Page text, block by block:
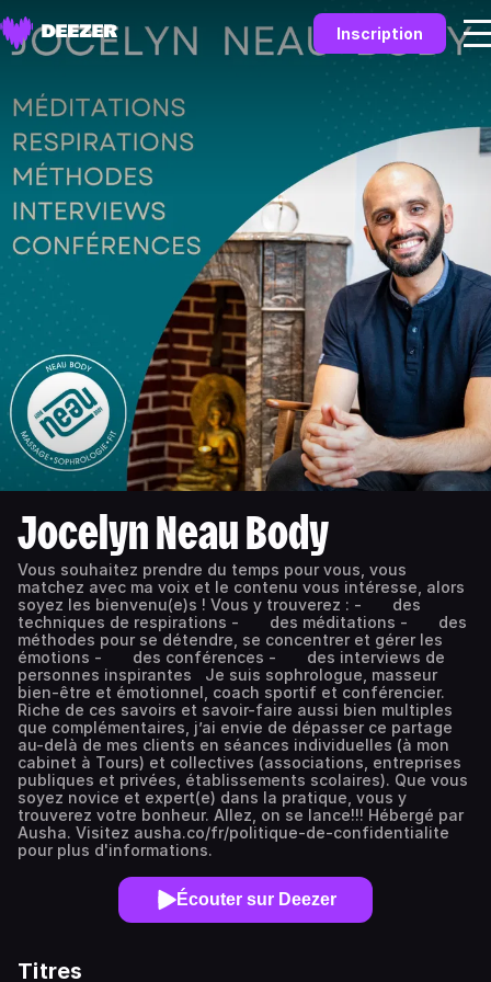
Inscription
Jocelyn Neau Body
Vous souhaitez prendre du temps pour vous, vous
matchez avec ma voix et le contenu vous intéresse, alors
soyez les bienvenu(e)s ! Vous y trouverez : - des
techniques de respirations - des méditations - des
méthodes pour se détendre, se concentrer et gérer les
émotions - des conférences - des interviews de
personnes inspirantes Je suis sophrologue, masseur
bien-être et émotionnel, coach sportif et conférencier.
Riche de ces savoirs et savoir-faire aussi bien multiples
que complémentaires, j’ai envie de dépasser ce partage
au-delà de mes clients en séances individuelles (à mon
cabinet à Tours) et collectives (associations, entreprises
publiques et privées, établissements scolaires). Que vous
soyez novice et expert(e) dans la pratique, vous y
trouverez votre bonheur. Allez, on se lance!!! Hébergé par
Ausha. Visitez ausha.co/fr/politique-de-confidentialite
pour plus d'informations.
Écouter sur Deezer
Titres